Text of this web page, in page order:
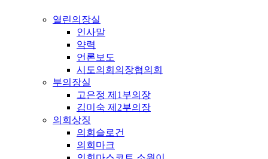
열린의장실
인사말
약력
언론보도
시도의회의장협의회
부의장실
고은정 제1부의장
김미숙 제2부의장
의회상징
의회슬로건
의회마크